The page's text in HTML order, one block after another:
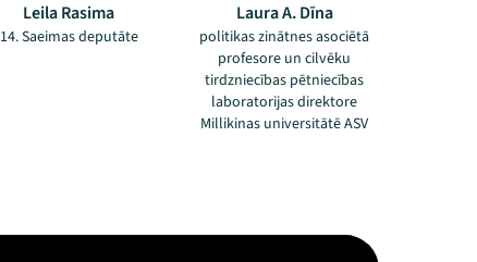
Leila Rasima
14. Saeimas deputāte
Laura A. Dīna
politikas zinātnes asociētā
profesore un cilvēku
tirdzniecības pētniecības
laboratorijas direktore
Millikinas universitātē ASV